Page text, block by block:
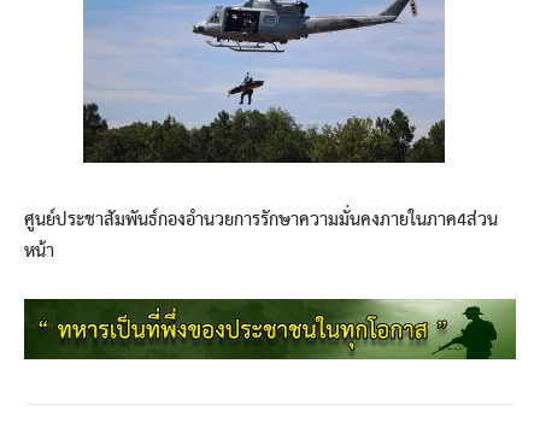
ศูนย์ประชาสัมพันธ์กองอำนวยการรักษาความมั่นคงภายในภาค4ส่วน
หน้า